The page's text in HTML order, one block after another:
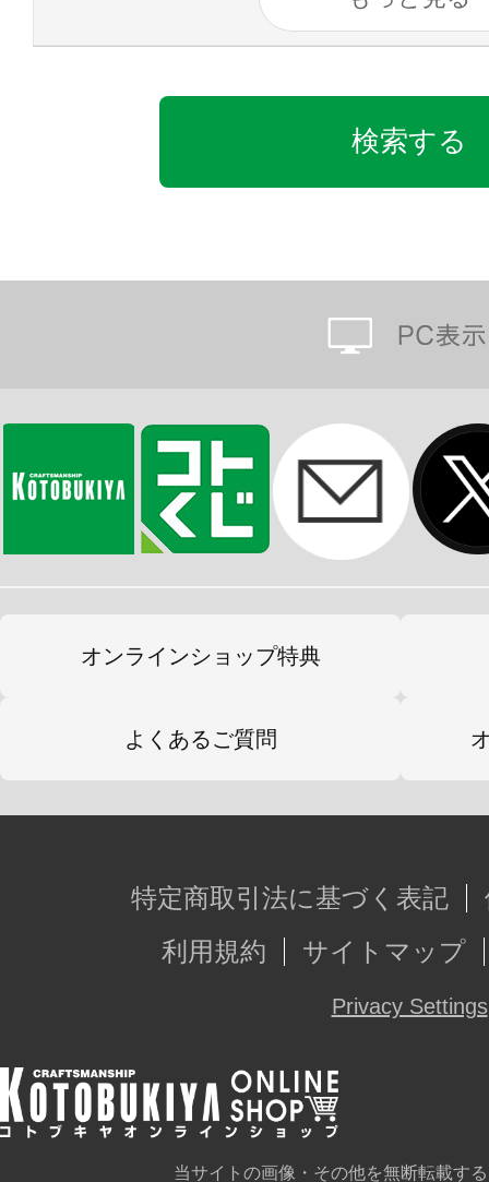
オンラインショップ特典
よくあるご質問
特定商取引法に基づく表記
利用規約
サイトマップ
Privacy Settings
当サイトの画像・その他を無断転載す